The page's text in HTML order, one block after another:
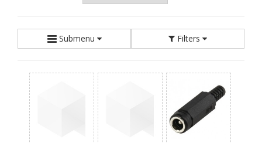
Submenu Filters